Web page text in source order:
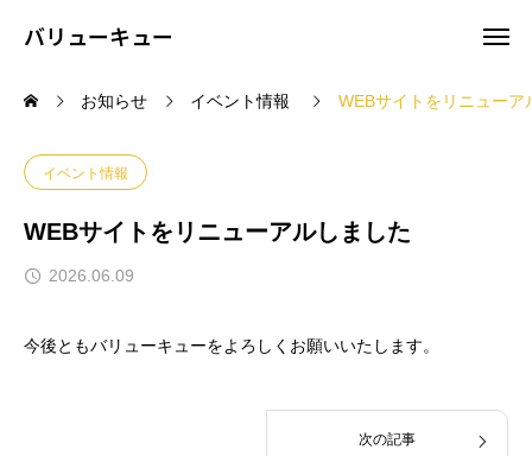
バリューキュー
お知らせ イベント情報 WEBサイトをリニューア
イベント情報
WEBサイトをリニューアルしました
2026.06.09
今後ともバリューキューをよろしくお願いいたします。
次の記事